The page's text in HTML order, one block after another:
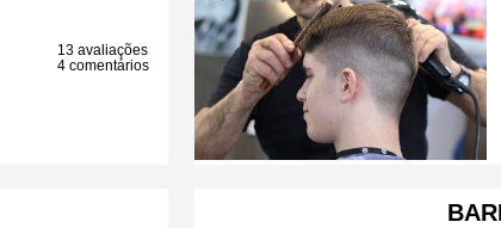
13 avaliações
4 comentários